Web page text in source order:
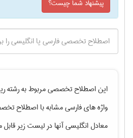
پیشنهاد شما چیست؟
این اصطلاح تخصصی مربوط به رشته
واژه های فارسی مشابه با اصطلاح
معادل انگلیسی آنها در لیست زیر